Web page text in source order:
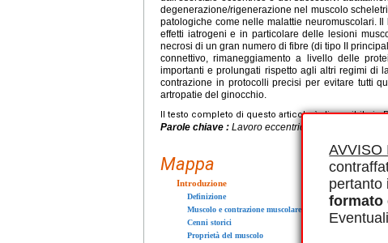
AVVISO
pertanto
formato
degenerazione/rigenerazione nel muscolo
patologiche come nelle malattie neuromuscolari.
effetti iatrogeni e in particolare delle lesioni
necrosi di un gran numero di fibre (di tipo II
connettivo, rimaneggiamento a livello delle
importanti e prolungati rispetto agli altri regimi di
contrazione in protocolli precisi per evitare tutti
artropatie del ginocchio.
Il testo completo di questo articolo è disponibile in
Parole chiave : Lavoro eccentrico, Rinforzo,
Mappa
Introduzione
Definizione
Muscolo e contrazione muscolare
Cenni storici
Proprietà del muscolo